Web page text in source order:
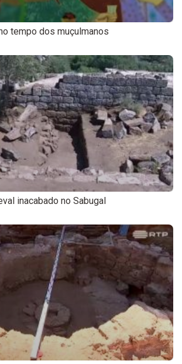
tempo dos muçulmanos
inacabado no Sabugal